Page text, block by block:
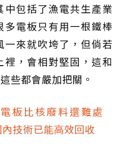
包括了漁電共生產業
多電板只有用一根鐵棒
來就吹垮了，但倘若
，會相對堅固，這和
些都會嚴加把關。
板比核廢料還難處
技術已能高效回收